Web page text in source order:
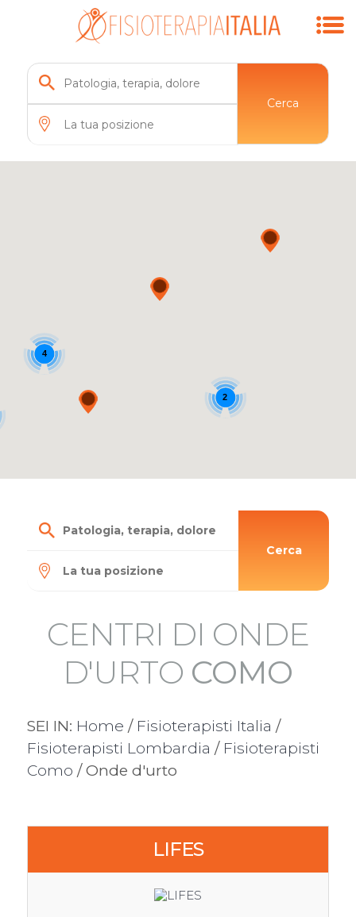
Cerca
4
2
Cerca
CENTRI DI ONDE
D'URTO COMO
SEI IN: Home / Fisioterapisti Italia /
Fisioterapisti Lombardia / Fisioterapisti
Como / Onde d'urto
LIFES